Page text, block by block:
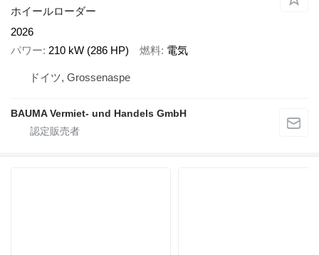
ホイールローダー
2026
パワー 210 kW (286 HP) 燃料 電気
ドイツ, Grossenaspe
BAUMA Vermiet- und Handels GmbH